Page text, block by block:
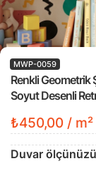
Renkli Geometrik
Soyut Desenli
MWP-0059
₺450,00 / m²
Duvar